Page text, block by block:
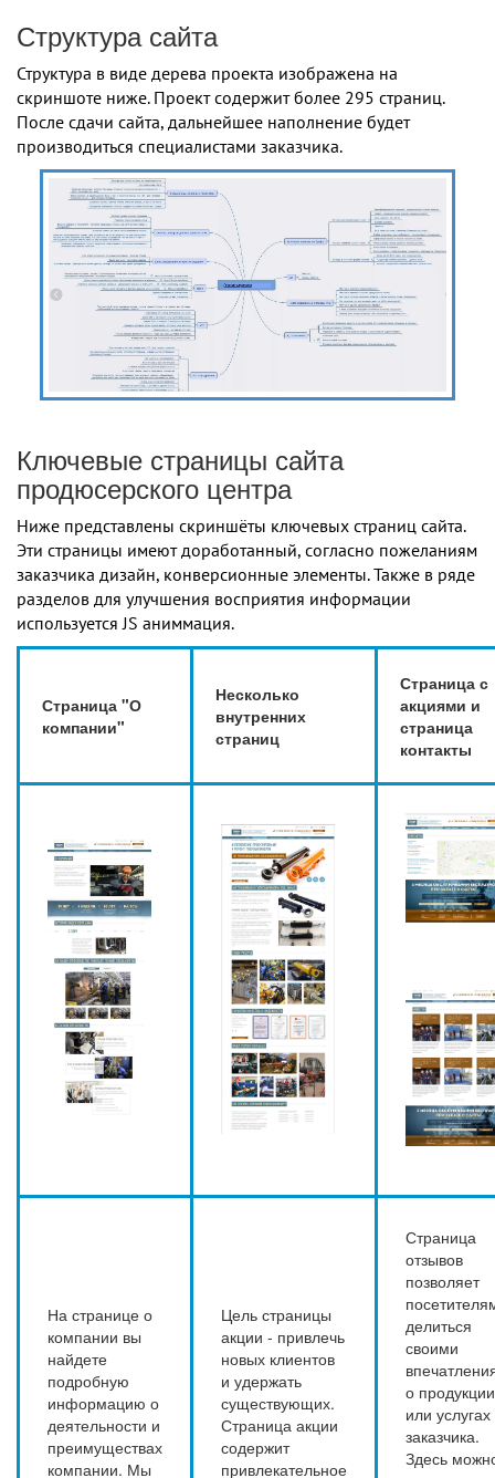
Структура сайта
Структура в виде дерева проекта изображена на
скриншоте ниже. Проект содержит более 295 страниц.
После сдачи сайта, дальнейшее наполнение будет
производиться специалистами заказчика.
Ключевые страницы сайта
продюсерского центра
Ниже представлены скриншёты ключевых страниц сайта.
Эти страницы имеют доработанный, согласно пожеланиям
заказчика дизайн, конверсионные элементы. Также в ряде
разделов для улучшения восприятия информации
используется JS аниммация.
Страница "О
компании"
Несколько
внутренних
страниц
Страница с
акциями и
страница
контакты
На странице о
компании вы
найдете
подробную
информацию о
деятельности и
преимуществах
компании. Мы
Цель страницы
акции - привлечь
новых клиентов
и удержать
существующих.
Страница акции
содержит
привлекательное
Страница
отзывов
позволяет
делиться
своими
о продукции
или услугах
заказчика.
Здесь